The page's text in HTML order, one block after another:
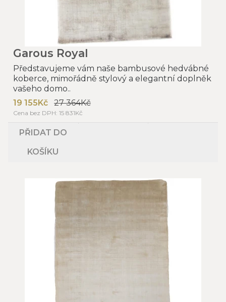
Garous Royal
Představujeme vám naše bambusové hedvábné
koberce, mimořádně stylový a elegantní doplněk
vašeho domo..
19 155Kč
27 364Kč
Cena bez DPH: 15 831Kč
PŘIDAT DO
KOŠÍKU